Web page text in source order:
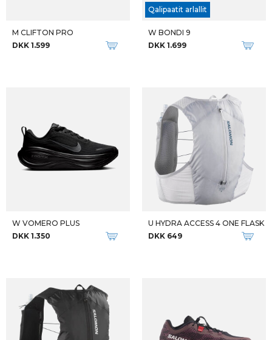
M CLIFTON PRO
DKK 1.599
Qalipaatit arlallit
W BONDI 9
DKK 1.699
W VOMERO PLUS
DKK 1.350
U HYDRA ACCESS 4 ONE FLASK
DKK 649